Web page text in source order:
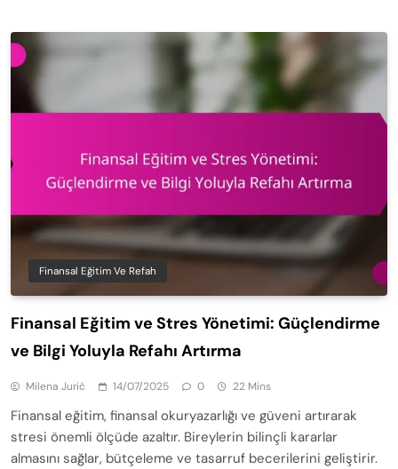
Finansal Eğitim Ve Refah
Finansal Eğitim ve Stres Yönetimi: Güçlendirme
ve Bilgi Yoluyla Refahı Artırma
Milena Jurić 14/07/2025 0 22 Mins
Finansal eğitim, finansal okuryazarlığı ve güveni artırarak
stresi önemli ölçüde azaltır. Bireylerin bilinçli kararlar
almasını sağlar, bütçeleme ve tasarruf becerilerini geliştirir.